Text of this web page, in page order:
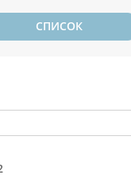
СПИСОК